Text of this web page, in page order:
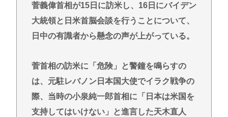
ロシアがNATOの結束を試す可能性、米情報分析で判
【画像】たぬき顔の女の子ってなんであんな魅力的
【衝撃】ちいかわ作者さん、総額30億超の大豪邸を
建てるwww
東浩紀さん、右からも左からも叩かれる「ポジショ
ントークをしないからこそ信頼できる」と擁護され
菅義偉首相が15日に訪米し、16日にバイデン
大統領と日米首脳会談を行うことについて、
日中の有識者から懸念の声が上がっている。
菅首相の訪米に「危険」と警鐘を鳴らすの
は、元駐レバノン日本国大使でイラク戦争の
際、当時の小泉純一郎首相に「日本は米国を
支持してはいけない」と進言した天木直人